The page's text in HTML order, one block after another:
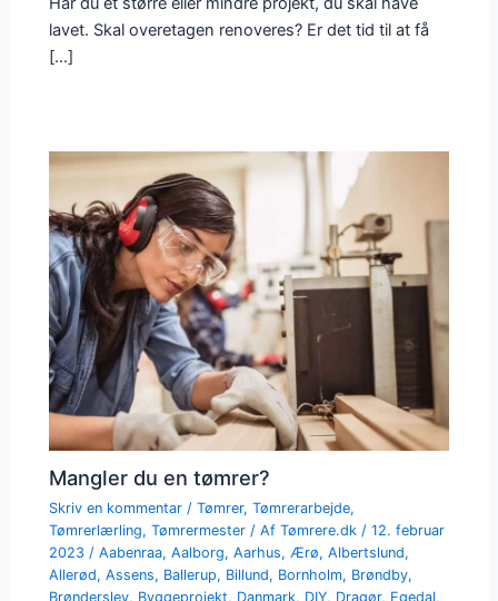
lavet. Skal overetagen renoveres? Er det tid til at få
[…]
Mangler du en tømrer?
Skriv en kommentar /Tømrer,Tømrerarbejde,
Tømrerlærling,Tømrermester / AfTømrere.dk /12. februar
2023 /Aabenraa,Aalborg,Aarhus, Ærø,Albertslund,
Allerød,Assens, Ballerup, Billund, Bornholm, Brøndby,
Brønderslev, Byggeprojekt, Danmark, DIY, Dragør, Egedal,